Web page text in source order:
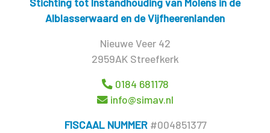
Alblasserwaard en de Vijfheerenlanden
Nieuwe Veer 42
2959AK Streefkerk
0184 681178
info@simav.nl
FISCAAL NUMMER#004851377